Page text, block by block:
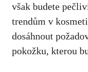
však budete
trendům v‌
dosáhnout⁣
pokožku, kterou